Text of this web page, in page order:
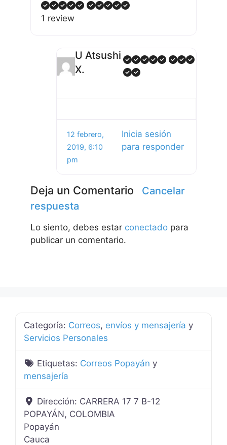
1 review
U Atsushi
X.
12 febrero,
2019, 6:10
pm
Inicia sesión
para responder
Deja un Comentario
Cancelar
respuesta
Lo siento, debes estar conectado para
publicar un comentario.
Categoría: Correos, envíos y mensajería y
Servicios Personales
Etiquetas: Correos Popayán y
mensajería
Dirección: CARRERA 17 7 B-12
POPAYÁN, COLOMBIA
Popayán
Cauca